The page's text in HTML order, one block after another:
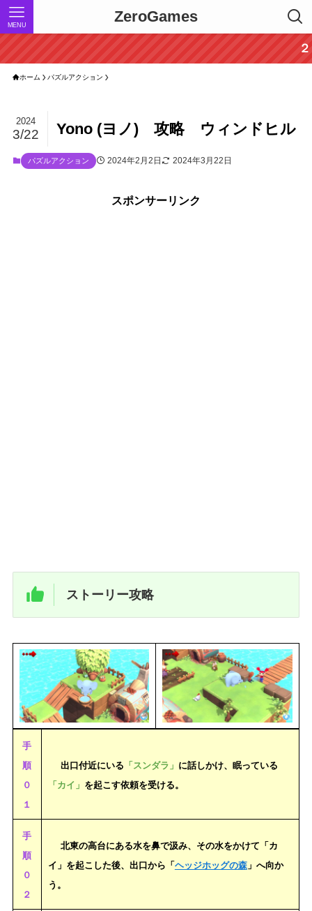
ZeroGames
MENU
２０２
ホーム パズルアクション
Yono (ヨノ) 攻略 ウィンドヒル
2024
3/22
パズルアクション 2024年2月2日 2024年3月22日
スポンサーリンク
ストーリー攻略
手
順
０
１
出口付近にいる 「スンダラ」 に話しかけ、眠っている
「カイ」 を起こす依頼を受ける。
手
順
０
２
北東の高台にある水を鼻で汲み、その水をかけて「カ
イ」を起こした後、出口から「 ヘッジホッグの森」へ向か
う。